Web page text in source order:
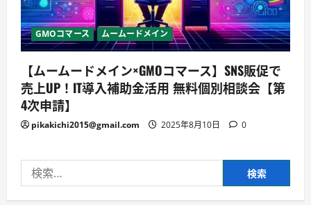
GMOコマース ムームードメイン
【ムームードメイン×GMOコマース】SNS販促で
売上UP！IT導入補助金活用 無料個別相談会【第
4次申請】
pikakichi2015@gmail.com 2025年8月10日 0
索: